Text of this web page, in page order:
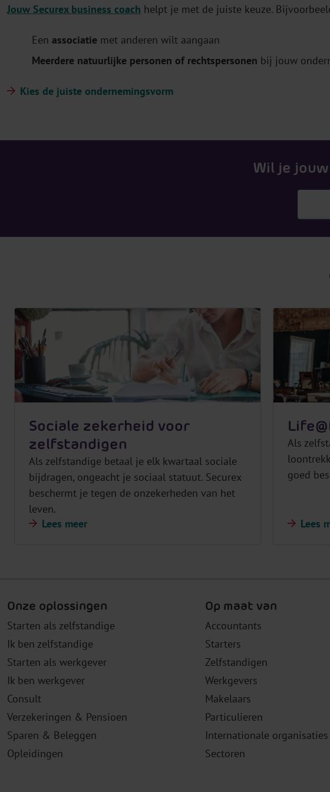
Jouw Securex business coach helpt je met de juiste keuze.
Een associatie met anderen wilt aangaan
Meerdere natuurlijke personen of rechtspersonen bij jouw
Kies de juiste ondernemingsvorm
Wil je
Sociale zekerheid voor
zelfstandigen
Als zelfstandige betaal je elk kwartaal sociale
bijdragen, ongeacht je sociaal statuut. Securex
beschermt je tegen de onzekerheden van het
leven.
Lees meer
Als
goed
Lees
Onze oplossingen
Starten als zelfstandige
Ik ben zelfstandige
Starten als werkgever
Ik ben werkgever
Consult
Verzekeringen & Pensioen
Sparen & Beleggen
Opleidingen
Op maat van
Accountants
Starters
Zelfstandigen
Werkgevers
Makelaars
Particulieren
Internationale organisaties
Sectoren